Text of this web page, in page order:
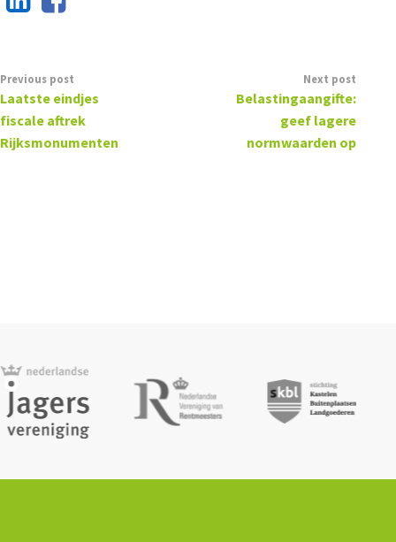
Previous post
Laatste eindjes
fiscale aftrek
Rijksmonumenten
Next post
Belastingaangifte:
geef lagere
normwaarden op